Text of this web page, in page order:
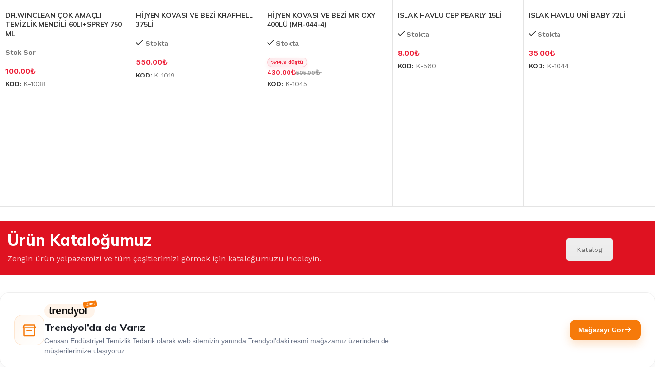
DR.WINCLEAN ÇOK AMAÇLI
TEMİZLİK MENDİLİ 60LI+SPREY 750
ML
Stok Sor
100.00₺
KOD: K-1038
HİJYEN KOVASI VE BEZİ KRAFHELL
375Lİ
Stokta
550.00₺
KOD: K-1019
HİJYEN KOVASI VE BEZİ MR OXY
400LÜ (MR-044-4)
Stokta
%14,9 düştü
430.00₺505.00₺
KOD: K-1045
ISLAK HAVLU CEP PEARLY 15Lİ
Stokta
8.00₺
KOD: K-560
ISLAK HAVLU UNİ BABY 72Lİ
Stokta
35.00₺
KOD: K-1044
Ürün Kataloğumuz
Zengin ürün yelpazemizi ve tüm çeşitlerimizi görmek için kataloğumuzu inceleyin.
Katalog
trendyol
Trendyol’da da Varız
Censan Endüstriyel Temizlik Tedarik olarak web sitemizin yanında Trendyol’daki resmî mağazamız üzerinden de
müşterilerimize ulaşıyoruz.
Mağazayı Gör